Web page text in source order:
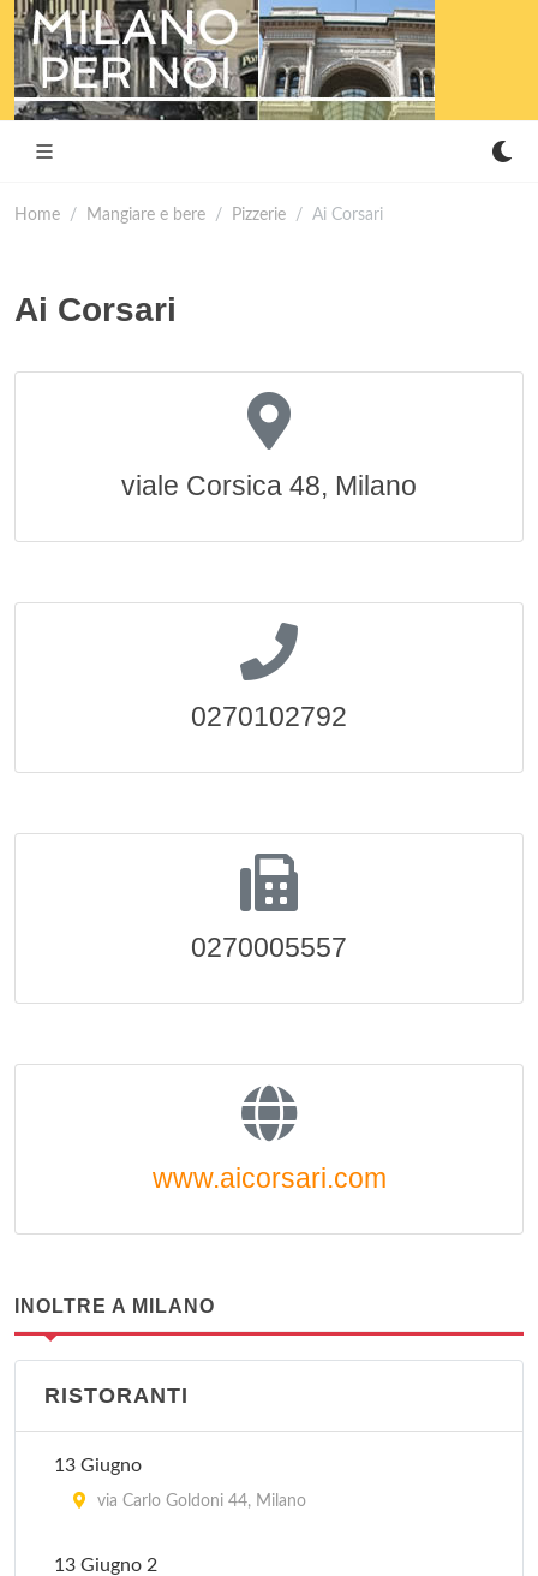
Home Mangiare e bere Pizzerie Ai Corsari
Ai Corsari
viale Corsica 48, Milano
0270102792
0270005557
www.aicorsari.com
INOLTRE A MILANO
RISTORANTI
13 Giugno
via Carlo Goldoni 44, Milano
13 Giugno 2